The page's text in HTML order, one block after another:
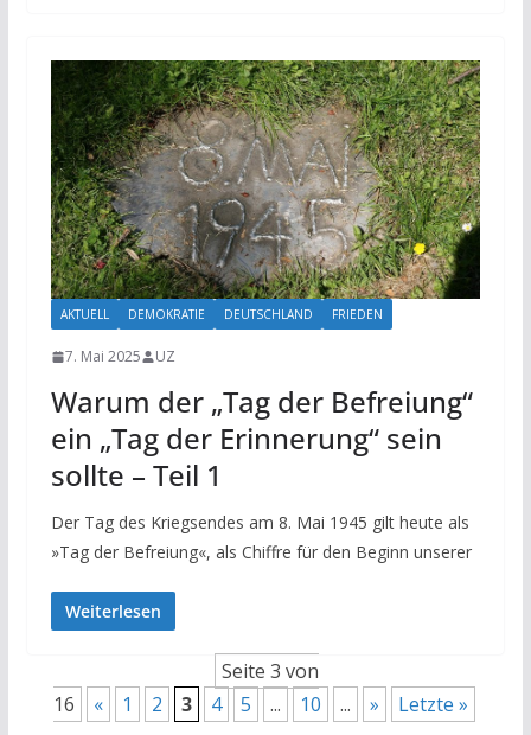
AKTUELL DEMOKRATIE DEUTSCHLAND FRIEDEN
7. Mai 2025 UZ
Warum der „Tag der Befreiung“
ein „Tag der Erinnerung“ sein
sollte – Teil 1
Der Tag des Kriegsendes am 8. Mai 1945 gilt heute als
»Tag der Befreiung«, als Chiffre für den Beginn unserer
Weiterlesen
Seite 3 von
16
« 1 2 3 4 5 ... 10 ... » Letzte »